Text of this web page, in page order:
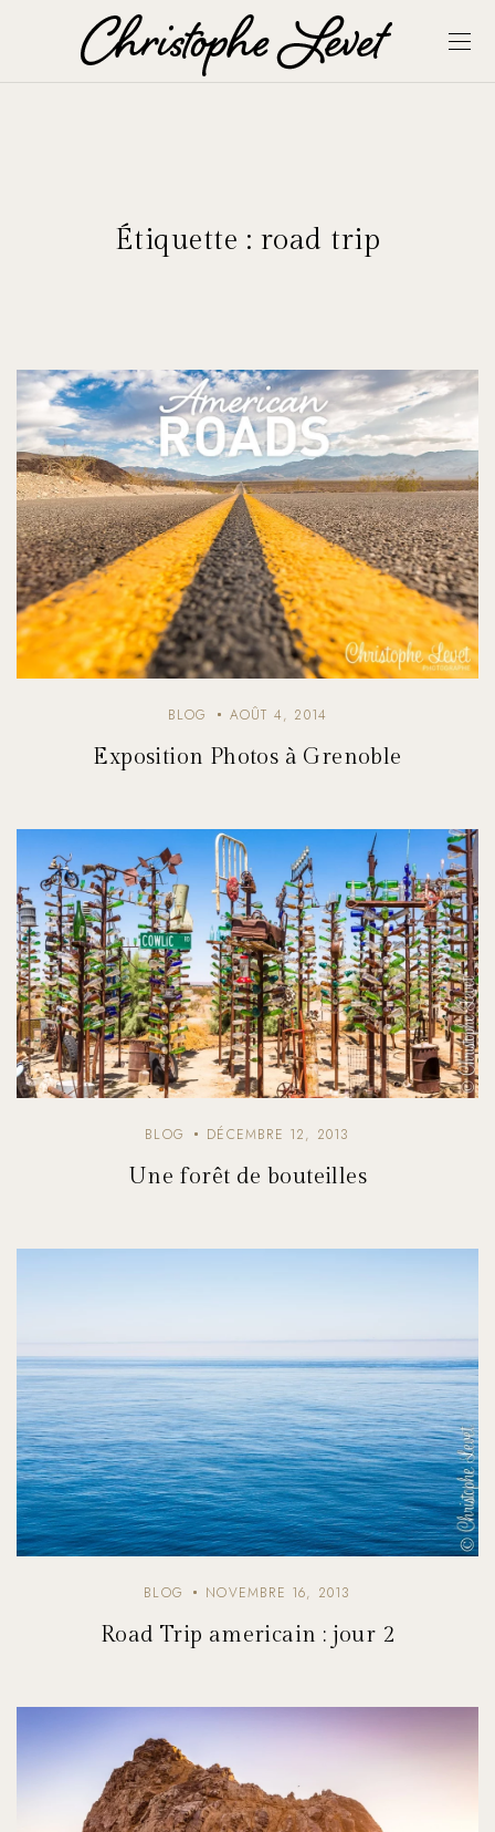
Étiquette : road trip
BLOG AOÛT 4, 2014
Exposition Photos à Grenoble
BLOG DÉCEMBRE 12, 2013
Une forêt de bouteilles
BLOG NOVEMBRE 16, 2013
Road Trip americain : jour 2